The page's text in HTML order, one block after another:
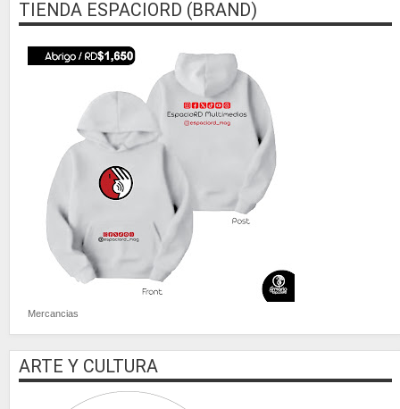
TIENDA ESPACIORD (BRAND)
Mercancias
ARTE Y CULTURA